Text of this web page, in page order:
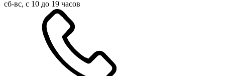
сб-вс, с 10 до 19 часов